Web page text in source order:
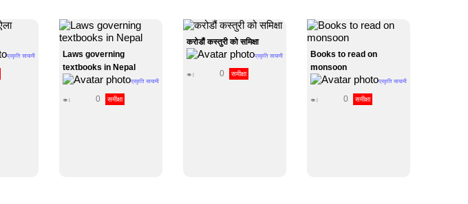
प्रकृति सायामी
Laws governing
textbooks in Nepal
प्रकृति सायामी
👁 | 0 समीक्षा
करोडौं कस्तुरी को समिक्षा
प्रकृति सायामी
👁 | 0 समीक्षा
Books to read on
monsoon
प्रकृति सायामी
👁 | 0 समीक्षा